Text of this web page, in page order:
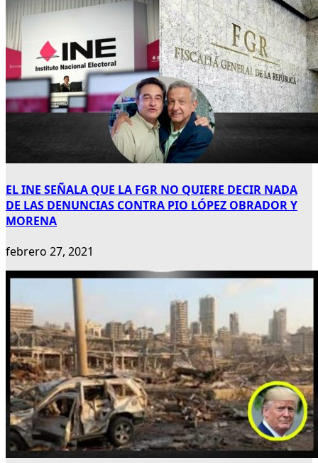
EL INE SEÑALA QUE LA FGR NO QUIERE DECIR NADA
DE LAS DENUNCIAS CONTRA PIO LÓPEZ OBRADOR Y
MORENA
febrero 27, 2021